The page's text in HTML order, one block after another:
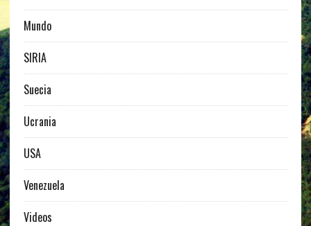
Mundo
SIRIA
Suecia
Ucrania
USA
Venezuela
Videos